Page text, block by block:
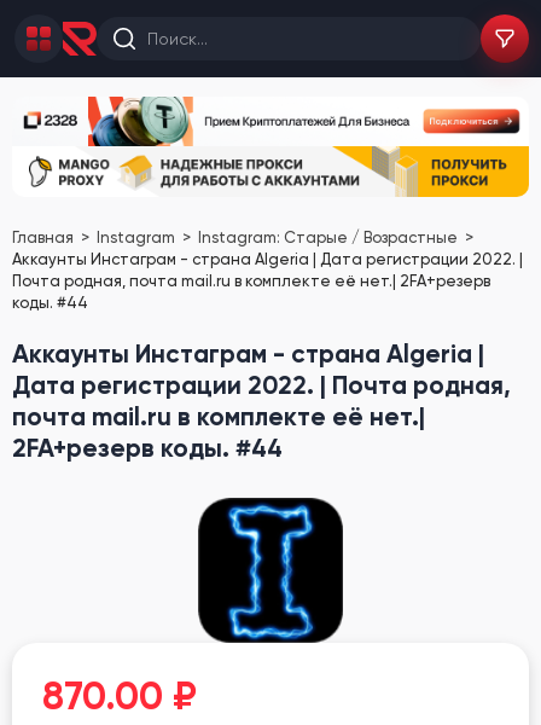
Главная Instagram
Instagram: Старые / Возрастные
Аккаунты Инстаграм - страна Algeria | Дата регистрации 2022. |
Почта родная, почта mail.ru в комплекте её нет.| 2FA+резерв
коды. #44
Аккаунты Инстаграм - страна Algeria |
Дата регистрации 2022. | Почта родная,
почта mail.ru в комплекте её нет.|
2FA+резерв коды. #44
870.00 ₽